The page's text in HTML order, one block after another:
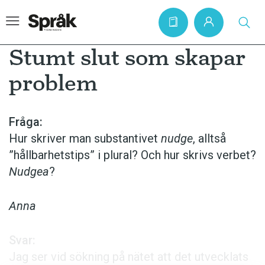
Artiklar
Krönikor
Språkfrågor
Skrivtips
Bokrecensioner
Stumt slut som skapar
problem
Fråga:
Hur skriver man substantivet nudge, alltså
”hållbarhets­tips” i plural? Och hur skrivs verbet?
Nudgea?
Anna